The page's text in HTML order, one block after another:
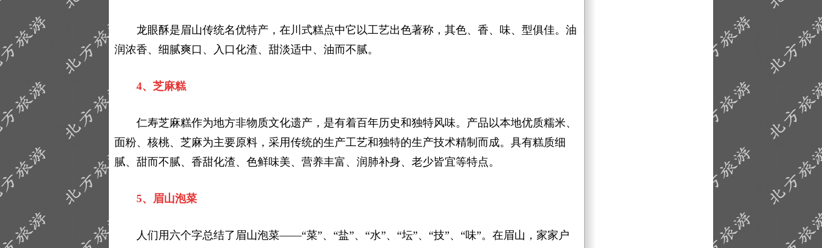
龙眼酥是眉山传统名优特产，在川式糕点中它以工艺出色著称，其色、香、味、型俱佳。油
润浓香、细腻爽口、入口化渣、甜淡适中、油而不腻。
4、芝麻糕
仁寿芝麻糕作为地方非物质文化遗产，是有着百年历史和独特风味。产品以本地优质糯米、
面粉、核桃、芝麻为主要原料，采用传统的生产工艺和独特的生产技术精制而成。具有糕质细
腻、甜而不腻、香甜化渣、色鲜味美、营养丰富、润肺补身、老少皆宜等特点。
5、眉山泡菜
人们用六个字总结了眉山泡菜——“菜”、“盐”、“水”、“坛”、“技”、“味”。在眉山，家家户